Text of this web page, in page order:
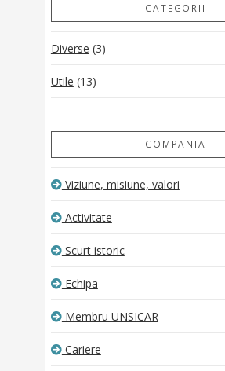
CATEGORII
Diverse (3)
Utile (13)
COMPANIA
Viziune, misiune, valori
Activitate
Scurt istoric
Echipa
Membru UNSICAR
Cariere